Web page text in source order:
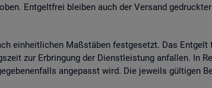
Ent­gelt­frei blei­ben auch der Ver­sand
ein­heit­li­chen Maß­stä­ben fest­ge­setzt. Das
zur Er­brin­gung der Dienst­leis­tung an­fal­len. In
an­ge­passt wird. Die je­weils gül­ti­gen